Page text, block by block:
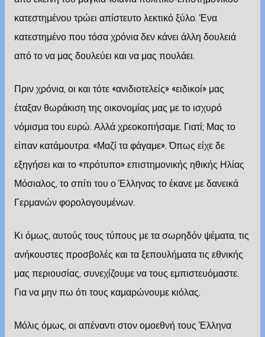
κατεστημένου τρώει απίστευτο λεκτικό ξύλο. Ένα
κατεστημένο που τόσα χρόνια δεν κάνει άλλη δουλειά
από το να μας δουλεύει και να μας πουλάει.
Πριν χρόνια, οι και τότε «ανιδιοτελείς» «ειδικοί» μας
έταξαν θωράκιση της οικονομίας μας με το ισχυρό
νόμισμα του ευρώ. Αλλά χρεοκοπήσαμε. Γιατί; Μας το
είπαν κατάμουτρα. «Μαζί τα φάγαμε». Όπως είχε δε
εξηγήσει και το «πρότυπο» επιστημονικής ηθικής Ηλίας
Μόσιαλος, το σπίτι του ο Έλληνας το έκανε με δανεικά
Γερμανών φορολογουμένων.
Κι όμως, αυτούς τους τύπους με τα σωρηδόν ψέματα, τις
ανήκουστες προσβολές και τα ξεπουλήματα τις εθνικής
μας περιουσίας, συνεχίζουμε να τους εμπιστευόμαστε.
Για να μην πω ότι τους καμαρώνουμε κιόλας.
Μόλις όμως, οι απέναντι στον ομοεθνή τους Έλληνα